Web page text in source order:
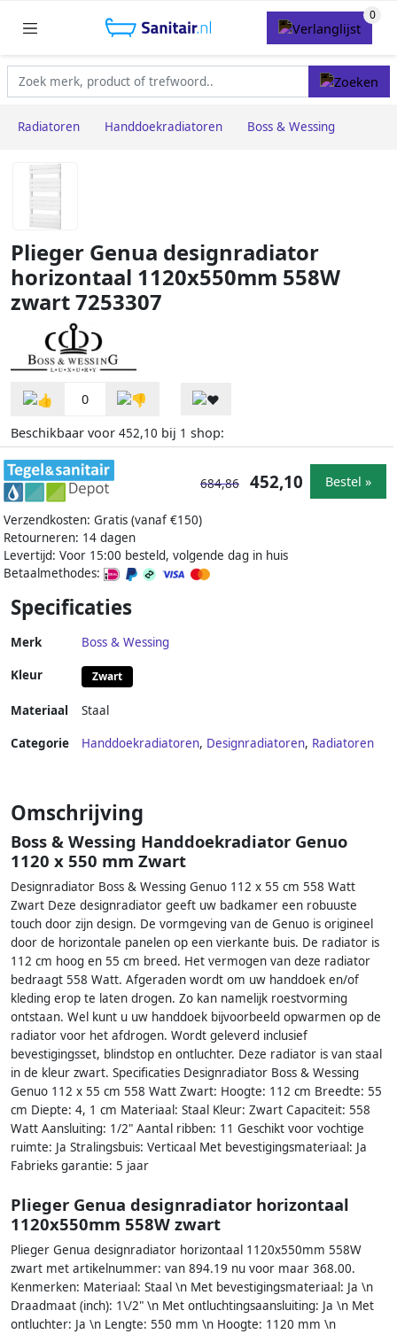
Radiatoren Handdoekradiatoren Boss & Wessing
Plieger Genua designradiator
horizontaal 1120x550mm 558W
zwart 7253307
0
Beschikbaar voor 452,10 bij 1 shop:
Verzendkosten: Gratis (vanaf €150)
Retourneren: 14 dagen
Levertijd: Voor 15:00 besteld, volgende dag in huis
Betaalmethodes:
684,86 452,10 Bestel »
Specificaties
Merk Boss & Wessing
Kleur Zwart
Materiaal Staal
Categorie Handdoekradiatoren, Designradiatoren, Radiatoren
Omschrijving
Boss & Wessing Handdoekradiator Genuo
1120 x 550 mm Zwart
Designradiator Boss & Wessing Genuo 112 x 55 cm 558 Watt
Zwart Deze designradiator geeft uw badkamer een robuuste
touch door zijn design. De vormgeving van de Genuo is origineel
door de horizontale panelen op een vierkante buis. De radiator is
112 cm hoog en 55 cm breed. Het vermogen van deze radiator
bedraagt 558 Watt. Afgeraden wordt om uw handdoek en/of
kleding erop te laten drogen. Zo kan namelijk roestvorming
ontstaan. Wel kunt u uw handdoek bijvoorbeeld opwarmen op de
radiator voor het afdrogen. Wordt geleverd inclusief
bevestigingsset, blindstop en ontluchter. Deze radiator is van staal
in de kleur zwart. Specificaties Designradiator Boss & Wessing
Genuo 112 x 55 cm 558 Watt Zwart: Hoogte: 112 cm Breedte: 55
cm Diepte: 4, 1 cm Materiaal: Staal Kleur: Zwart Capaciteit: 558
Watt Aansluiting: 1/2" Aantal ribben: 11 Geschikt voor vochtige
ruimte: Ja Stralingsbuis: Verticaal Met bevestigingsmateriaal: Ja
Fabrieks garantie: 5 jaar
Plieger Genua designradiator horizontaal
1120x550mm 558W zwart
Plieger Genua designradiator horizontaal 1120x550mm 558W
zwart met artikelnummer: van 894.19 nu voor maar 368.00.
Kenmerken: Materiaal: Staal \n Met bevestigingsmateriaal: Ja \n
Draadmaat (inch): 1\/2" \n Met ontluchtingsaansluiting: Ja \n Met
ontluchter: Ja \n Lengte: 550 mm \n Hoogte: 1120 mm \n